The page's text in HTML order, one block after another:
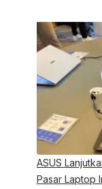
ASUS
Pasar Laptop